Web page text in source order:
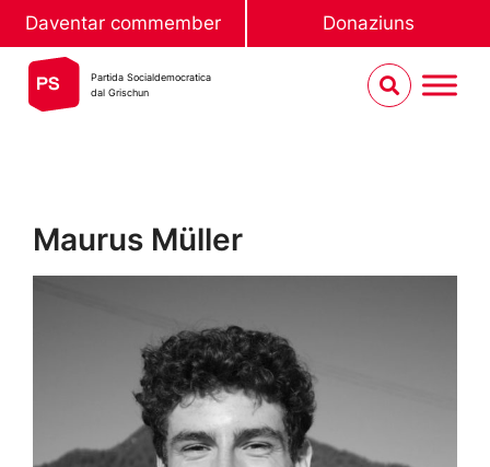
Daventar commember Donaziuns
Partida Socialdemocratica
dal Grischun
Maurus Müller